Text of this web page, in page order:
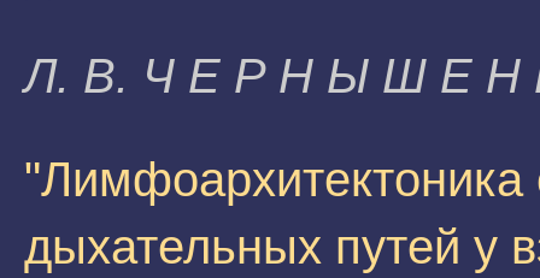
Л. B. Ч E P H Ы Ш E H
"Лимфоархитектоника
дыхательных путей у